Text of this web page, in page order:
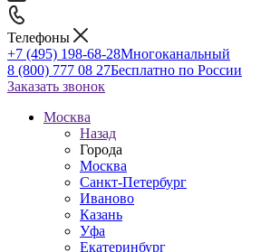
Телефоны
+7 (495) 198-68-28Многоканальный
8 (800) 777 08 27Бесплатно по России
Заказать звонок
Москва
Назад
Города
Москва
Санкт-Петербург
Иваново
Казань
Уфа
Екатеринбург